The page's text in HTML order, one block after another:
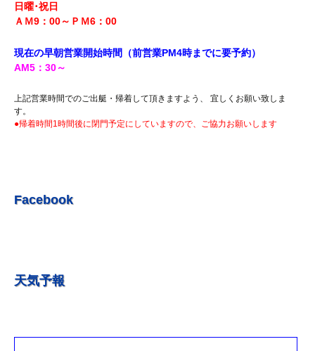
R5.7.27 釣果情報更新しました。
R5.7.16 釣果情報更新しました。
R5.7.3 釣果情報更新しました。
R5.5.20 釣果情報更新しました。
R5.3.25釣果情報更新しました。
日曜･祝日
ＡＭ9：00～ＰＭ6 ：00
現在の早朝営業開始時間（前営業PM4時までに要予約）
AM5 ：30～
上記営業時間でのご出艇・帰着して頂きますよう、 宜しくお願い致しま
す。
●帰着時間1時間後に閉門予定にしていますので、ご協力お願いします
Facebook
天気予報